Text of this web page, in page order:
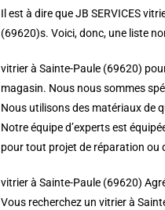
Il est à dire que JB SERVICES
(69620)s. Voici, donc, une liste
vitrier à Sainte-Paule (69620)
magasin. Nous nous sommes
Nous utilisons des matériaux de
Notre équipe d’experts est
pour tout projet de réparation ou
vitrier à Sainte-Paule (69620)
Vous recherchez un vitrier à